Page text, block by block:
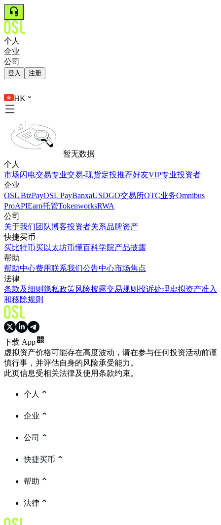
个人
企业
公司
登入 注册
HK
暂无数据
个人
市场闪电交易专业交易-现货定投推荐好友VIP专业投资者
企业
OSL BizPayOSL PayBanxaUSDGO交易所OTC业务Omnibus
ProAPIEarn托管TokenworksRWA
公司
关于我们团队博客投资者关系品牌资产
快捷买币
买比特币买以太坊币懂百科学院产品披露
帮助
帮助中心费用联系我们公告中心市场焦点
法律
条款及细则 隐私政策风险披露交易规则 投诉处理虚拟资产准入
和移除规则
下载 App
虚拟资产价格可能存在高度波动，请在参与任何投资活动前谨
慎行事，并评估自身的风险承受能力。
此页信息受相关法律及使用条款约束。
个人
企业
公司
快捷买币
帮助
法律